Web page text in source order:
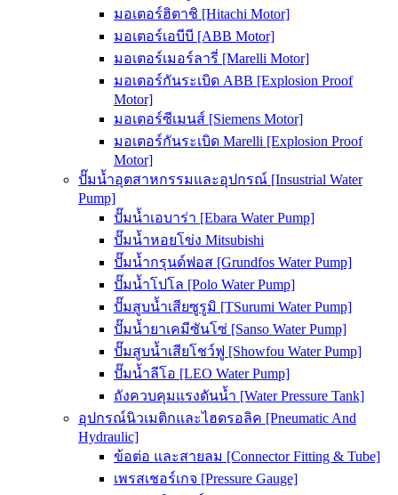
มอเตอร์ฮิตาชิ [Hitachi Motor]
มอเตอร์เอบีบี [ABB Motor]
มอเตอร์เมอร์ลารี่ [Marelli Motor]
มอเตอร์กันระเบิด ABB [Explosion Proof
Motor]
มอเตอร์ซีเมนส์ [Siemens Motor]
มอเตอร์กันระเบิด Marelli [Explosion Proof
Motor]
ปั๊มน้ำอุตสาหกรรมและอุปกรณ์ [Insustrial Water
Pump]
ปั๊มน้ำเอบาร่า [Ebara Water Pump]
ปั๊มน้ำหอยโข่ง Mitsubishi
ปั๊มน้ำกรุนด์ฟอส [Grundfos Water Pump]
ปั๊มน้ำโปโล [Polo Water Pump]
ปั๊มสูบน้ำเสียซูรูมิ [TSurumi Water Pump]
ปั๊มน้ำยาเคมีซันโซ่ [Sanso Water Pump]
ปั๊มสูบน้ำเสียโชว์ฟู [Showfou Water Pump]
ปั๊มน้ำลีโอ [LEO Water Pump]
ถังควบคุมแรงดันน้ำ [Water Pressure Tank]
อุปกรณ์นิวเมติกและไฮดรอลิค [Pneumatic And
Hydraulic]
ข้อต่อ และสายลม [Connector Fitting & Tube]
เพรสเชอร์เกจ [Pressure Gauge]